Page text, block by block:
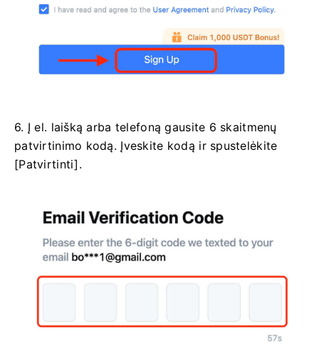
6. Į el. laišką arba telefoną gausite 6 skaitmenų
patvirtinimo kodą. Įveskite kodą ir spustelėkite
[Patvirtinti].